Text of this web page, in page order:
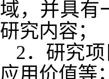
域，并具有
研究内容；
2．研究
应用价值等；